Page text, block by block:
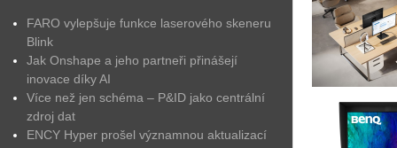
FARO vylepšuje funkce laserového skeneru
Blink
Jak Onshape a jeho partneři přinášejí
inovace díky AI
Více než jen schéma – P&ID jako centrální
zdroj dat
ENCY Hyper prošel významnou aktualizací